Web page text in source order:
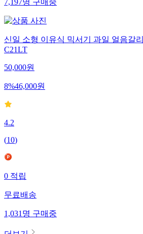
7,197명구매중
신일 소형 이유식 믹서기 과일 얼음갈
C21LT
50,000원
8%46,000원
4.2
(10)
0적립
무료배송
1,031명구매중